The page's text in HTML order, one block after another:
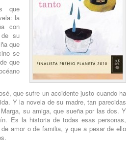
que
la
con
de su
que
se
que
que sufre un accidente justo cuando ha
Y la novela de su madre, tan parecidas
su amiga, que sueña por las dos. Y
Es la historia de todas esas personas,
amor o de familia, y que a pesar de ello